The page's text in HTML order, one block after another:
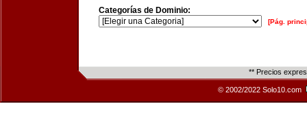
Categorías de Dominio:
[Pág.
** Precios
© 2002/2022 Solo10.com